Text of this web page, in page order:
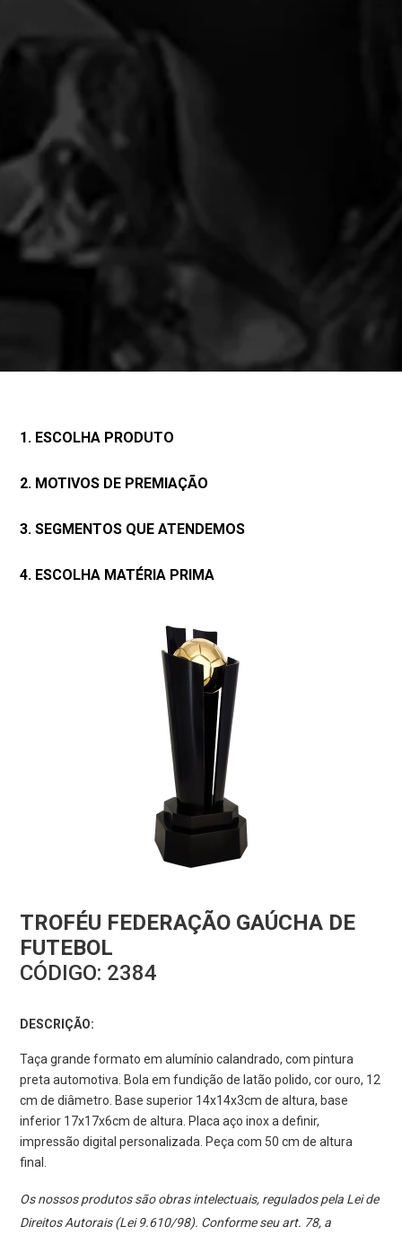
1. ESCOLHA PRODUTO
2. MOTIVOS DE PREMIAÇÃO
3. SEGMENTOS QUE ATENDEMOS
4. ESCOLHA MATÉRIA PRIMA
TROFÉU FEDERAÇÃO GAÚCHA DE
FUTEBOL
CÓDIGO: 2384
DESCRIÇÃO:
Taça grande formato em alumínio calandrado, com pintura
preta automotiva. Bola em fundição de latão polido, cor ouro, 12
cm de diâmetro. Base superior 14x14x3cm de altura, base
inferior 17x17x6cm de altura. Placa aço inox a definir,
impressão digital personalizada. Peça com 50 cm de altura
final.
Os nossos produtos são obras intelectuais, regulados pela Lei de
Direitos Autorais (Lei 9.610/98). Conforme seu art. 78, a